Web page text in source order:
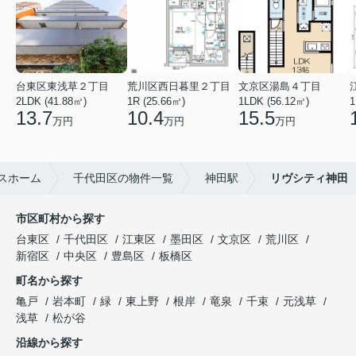
台東区東浅草２丁目
2LDK (41.88㎡)
13.7万円
荒川区西日暮里２丁目
1R (25.66㎡)
10.4万円
文京区湯島４丁目
1LDK (56.12㎡)
15.5万円
ホーム 千代田区の物件一覧 神田駅 リヴシティ神田
市区町村から探す
台東区
千代田区 江東区 墨田区 文京区
荒川区
新宿区
中央区 豊島区
板橋区
町名から探す
亀戸
岩本町 緑 東上野 根岸 竜泉 千束
元浅草
浅草
松が谷
沿線から探す